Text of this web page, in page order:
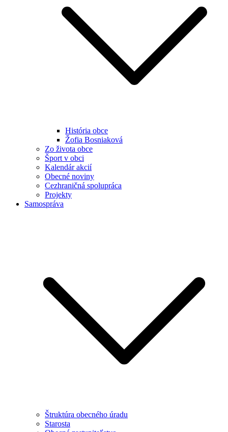
História obce
Žofia Bosniaková
Zo života obce
Šport v obci
Kalendár akcií
Obecné noviny
Cezhraničná spolupráca
Projekty
Samospráva
Štruktúra obecného úradu
Starosta